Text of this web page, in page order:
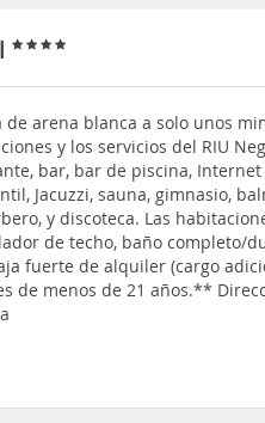
de arena blanca a solo unos
y los servicios del RIU
bar, bar de piscina,
Jacuzzi, sauna, gimnasio,
y discoteca. Las
de techo, baño completo/
fuerte de alquiler (cargo
de menos de 21 años.**